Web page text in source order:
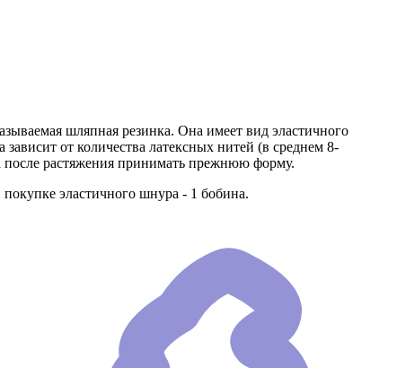
шляпная резинка. Она имеет вид эластичного
от количества латексных нитей (в среднем 8-
после растяжения принимать прежнюю форму.
эластичного шнура - 1 бобина.